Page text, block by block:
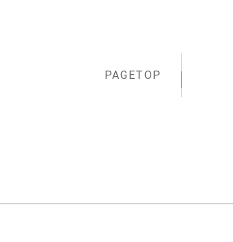
PAGETOP